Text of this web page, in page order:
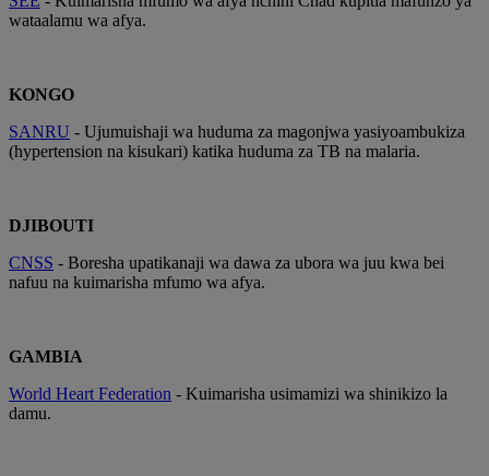
wataalamu wa afya.
KONGO
SANRU - Ujumuishaji wa huduma za magonjwa yasiyoambukiza
(hypertension na kisukari) katika huduma za TB na malaria.
DJIBOUTI
CNSS - Boresha upatikanaji wa dawa za ubora wa juu kwa bei
nafuu na kuimarisha mfumo wa afya.
GAMBIA
World Heart Federation - Kuimarisha usimamizi wa shinikizo la
damu.